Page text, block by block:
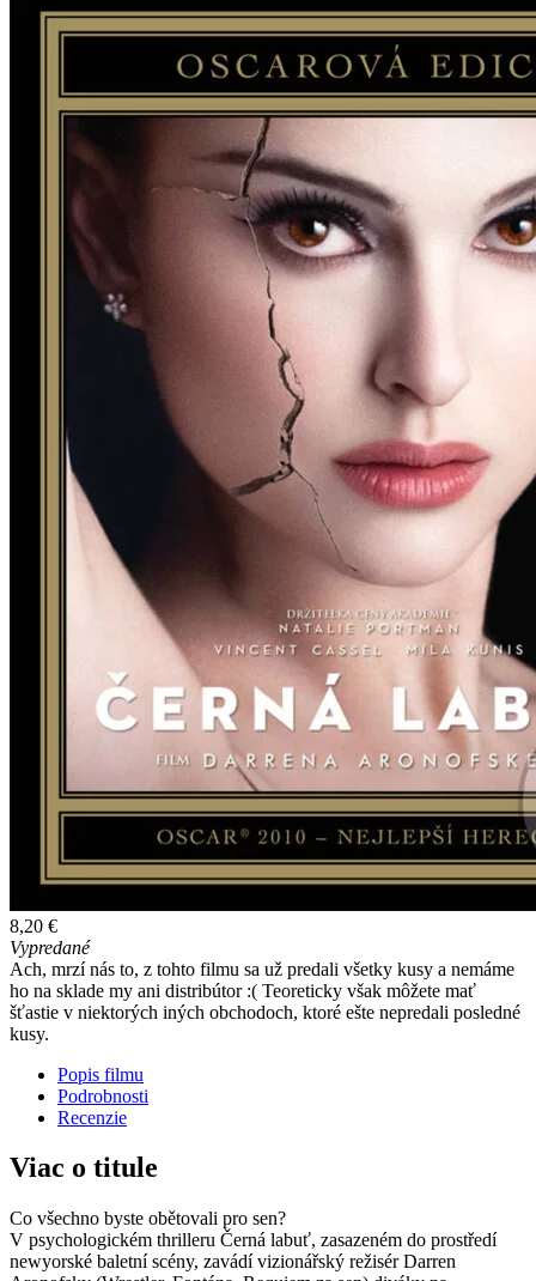
8,20 €
Vypredané
Ach, mrzí nás to, z tohto filmu sa už predali všetky kusy a nemáme
ho na sklade my ani distribútor :( Teoreticky však môžete mať
šťastie v niektorých iných obchodoch, ktoré ešte nepredali posledné
kusy.
Popis filmu
Podrobnosti
Recenzie
Viac o titule
Co všechno byste obětovali pro sen?
V psychologickém thrilleru Černá labuť, zasazeném do prostředí
newyorské baletní scény, zavádí vizionářský režisér Darren